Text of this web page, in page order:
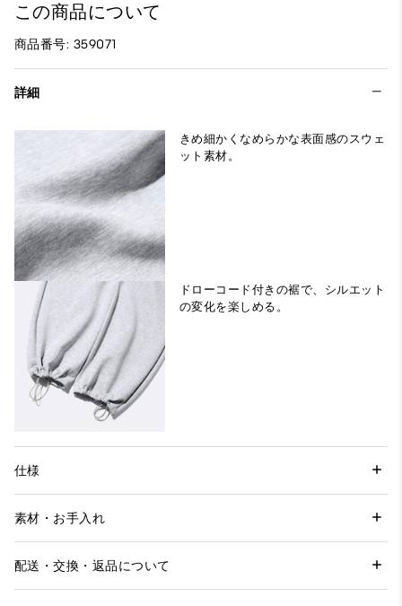
この商品について
商品番号: 359071
詳細
きめ細かくなめらかな表面感のスウェ
ット素材。
ドローコード付きの裾で、シルエット
の変化を楽しめる。
仕様
素材・お手入れ
配送・交換・返品について